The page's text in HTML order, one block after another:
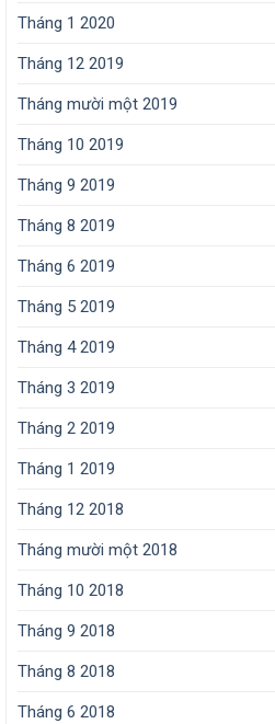
Tháng 1 2020
Tháng 12 2019
Tháng mười một 2019
Tháng 10 2019
Tháng 9 2019
Tháng 8 2019
Tháng 6 2019
Tháng 5 2019
Tháng 4 2019
Tháng 3 2019
Tháng 2 2019
Tháng 1 2019
Tháng 12 2018
Tháng mười một 2018
Tháng 10 2018
Tháng 9 2018
Tháng 8 2018
Tháng 6 2018